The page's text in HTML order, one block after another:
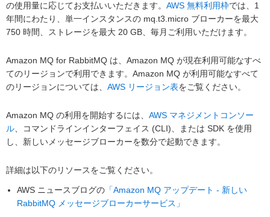
の使用量に応じてお支払いいただきます。 AWS 無料利用枠では、1
年間にわたり、単一インスタンスの mq.t3.micro ブローカーを最大
750 時間、ストレージを最大 20 GB、毎月ご利用いただけます。
Amazon MQ for RabbitMQ は、Amazon MQ が現在利用可能なすべ
てのリージョンで利用できます。Amazon MQ が利用可能なすべて
のリージョンについては、 AWS リージョン表をご覧ください。
Amazon MQ の利用を開始するには、 AWS マネジメントコンソー
ル 、コマンドラインインターフェイス (CLI)、または SDK を使用
し、新しいメッセージブローカーを数分で起動できます。
詳細は以下のリソースをご覧ください。
AWS ニュースブログの 「Amazon MQ アップデート - 新しい
RabbitMQ メッセージブローカーサービス」